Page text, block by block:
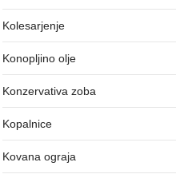
Kolesarjenje
Konopljino olje
Konzervativa zoba
Kopalnice
Kovana ograja